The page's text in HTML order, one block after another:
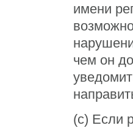
имени
чем он
(c) Если